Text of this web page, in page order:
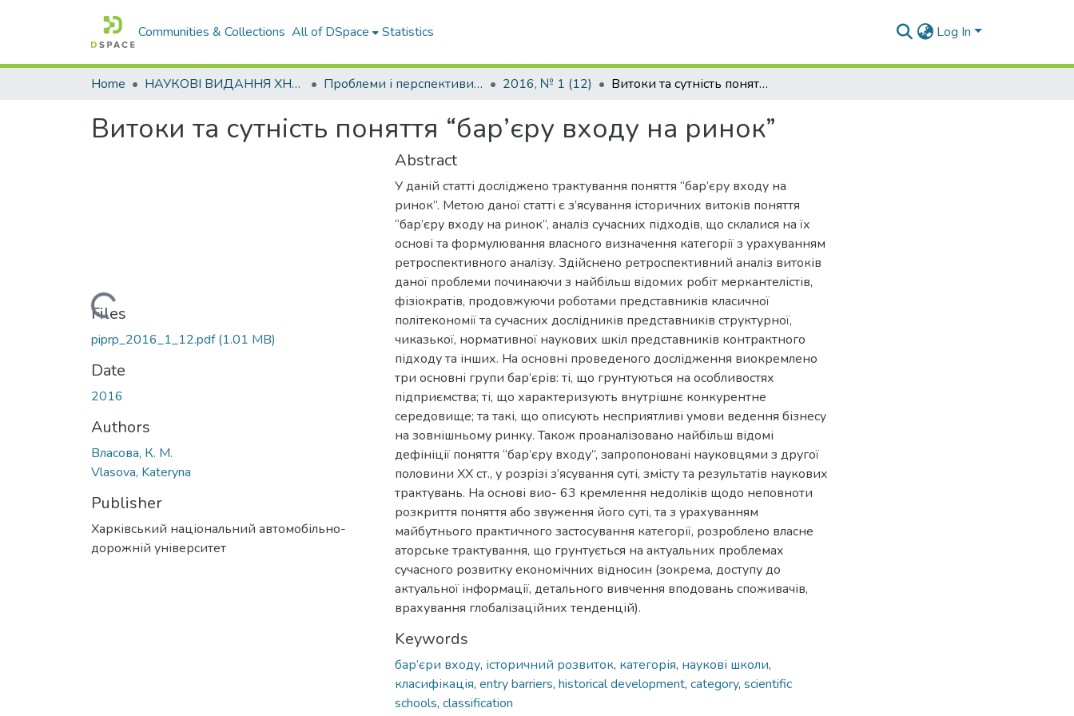
Communities & Collections All of DSpace Statistics Log In
Home НАУКОВІ ВИДАННЯ ХНАДУ Проблеми і перспективи розвитку підприємництва 2016, № 1 (12) Витоки та сутність поняття “бар’єру входу на ринок”
Витоки та сутність поняття “бар’єру входу на ринок”
Loading...
Files
piprp_2016_1_12.pdf(1.01 MB)
Date
2016
Authors
Власова, К. М.
Vlasova, Kateryna
Publisher
Харківський національний автомобільно-
дорожній університет
Abstract
У даній статті досліджено трактування поняття “бар’єру входу на
ринок”. Метою даної статті є з’ясування історичних витоків поняття
“бар’єру входу на ринок”, аналіз сучасних підходів, що склалися на їх
основі та формулювання власного визначення категорії з урахуванням
ретроспективного аналізу. Здійснено ретроспективний аналіз витоків
даної проблеми починаючи з найбільш відомих робіт меркантелістів,
фізіократів, продовжуючи роботами представників класичної
політекономії та сучасних дослідників представників структурної,
чиказької, нормативної наукових шкіл представників контрактного
підходу та інших. На основні проведеного дослідження виокремлено
три основні групи бар’єрів: ті, що грунтуються на особливостях
підприємства; ті, що характеризують внутрішнє конкурентне
середовище; та такі, що описують несприятливі умови ведення бізнесу
на зовнішньому ринку. Також проаналізовано найбільш відомі
дефініції поняття “бар’єру входу”, запропоновані науковцями з другої
половини ХХ ст., у розрізі з’ясування суті, змісту та результатів наукових
трактувань. На основі вио- 63 кремлення недоліків щодо неповноти
розкриття поняття або звуження його суті, та з урахуванням
майбутнього практичного застосування категорії, розроблено власне
аторське трактування, що грунтується на актуальних проблемах
сучасного розвитку економічних відносин (зокрема, доступу до
актуальної інформації, детального вивчення вподовань споживачів,
врахування глобалізаційних тенденцій).
Keywords
бар’єри входу, історичний розвиток, категорія, наукові школи,
класифікація, entry barriers, historical development, category, scientific
schools, classification